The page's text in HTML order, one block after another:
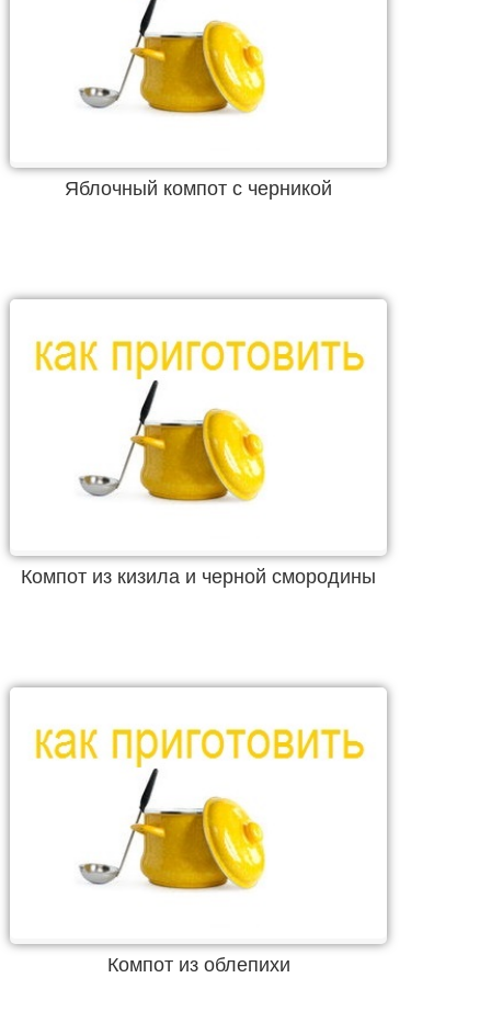
Яблочный компот с черникой
Компот из кизила и черной смородины
Компот из облепихи